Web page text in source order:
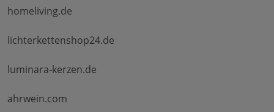
homeliving.de
lichterkettenshop24.de
luminara-kerzen.de
ahrwein.com